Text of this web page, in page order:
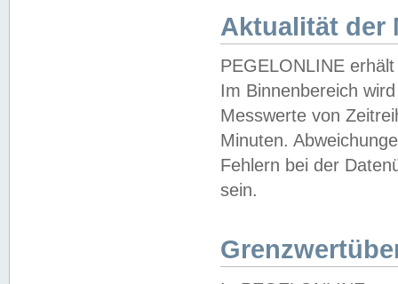
Aktualität der
PEGELONLINE
Im Binnenbereich
Messwerte von
Minuten.
Fehlern bei der
sein.